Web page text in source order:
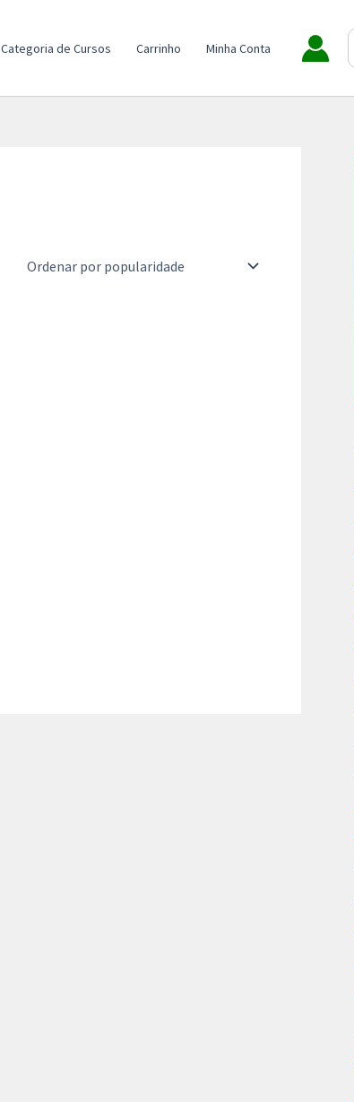
Categoria de Cursos Carrinho Minha Conta